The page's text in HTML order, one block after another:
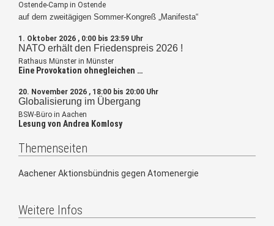
Ostende-Camp in Ostende
auf dem zweitägigen Sommer-Kongreß „Manifesta“
1. Oktober 2026 , 0:00 bis 23:59 Uhr
NATO erhält den Friedenspreis 2026 !
Rathaus Münster in Münster
Eine Provokation ohnegleichen …
20. November 2026 , 18:00 bis 20:00 Uhr
Globalisierung im Übergang
BSW-Büro in Aachen
Lesung von Andrea Komlosy
Themenseiten
Aachener Aktionsbündnis gegen Atomenergie
Weitere Infos